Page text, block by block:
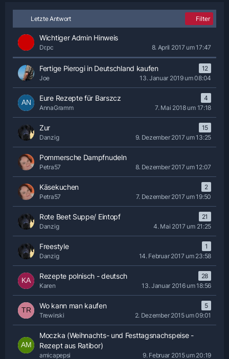
Letzte Antwort Filter
Wichtiger Admin Hinweis
Dr.pc 8. April 2017 um 17:47
Fertige Pierogi in Deutschland kaufen
12
Joe
13. Januar 2019 um 08:04
Eure Rezepte für Barszcz
4
AnnaGramm
7. Mai 2018 um 17:18
Zur
15
Danzig
9. Dezember 2017 um 13:25
Pommersche Dampfnudeln
Petra57 8. Dezember 2017 um 12:07
Käsekuchen
2
Petra57
7. Dezember 2017 um 19:50
Rote Beet Suppe/ Eintopf
21
Danzig
4. Mai 2017 um 21:25
Freestyle
1
Danzig
14. Februar 2017 um 23:58
Rezepte polnisch - deutsch
28
Karen
13. Januar 2016 um 18:56
Wo kann man kaufen
5
Trewirski
2. Dezember 2015 um 09:01
Moczka (Weihnachts- und Festtagsnachspeise -
Rezept aus Ratibor)
amicapepsi 9. Februar 2015 um 20:19